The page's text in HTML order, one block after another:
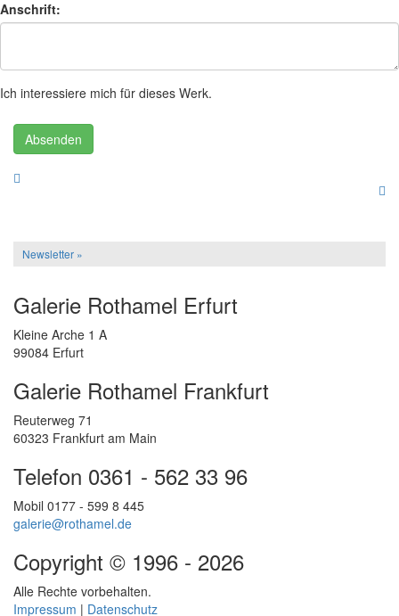
Anschrift:
Ich interessiere mich für dieses Werk.
Absenden
Newsletter »
Galerie Rothamel Erfurt
Kleine Arche 1 A
99084 Erfurt
Galerie Rothamel Frankfurt
Reuterweg 71
60323 Frankfurt am Main
Telefon 0361 - 562 33 96
Mobil 0177 - 599 8 445
galerie@rothamel.de
Copyright © 1996 - 2026
Alle Rechte vorbehalten.
Impressum | Datenschutz